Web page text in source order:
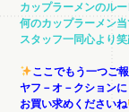
カップラーメンのル
何のカップラーメン
スタッフ一同心より
ここでもう一つご
ヤフ－オ－クション
お買い求めくださいね